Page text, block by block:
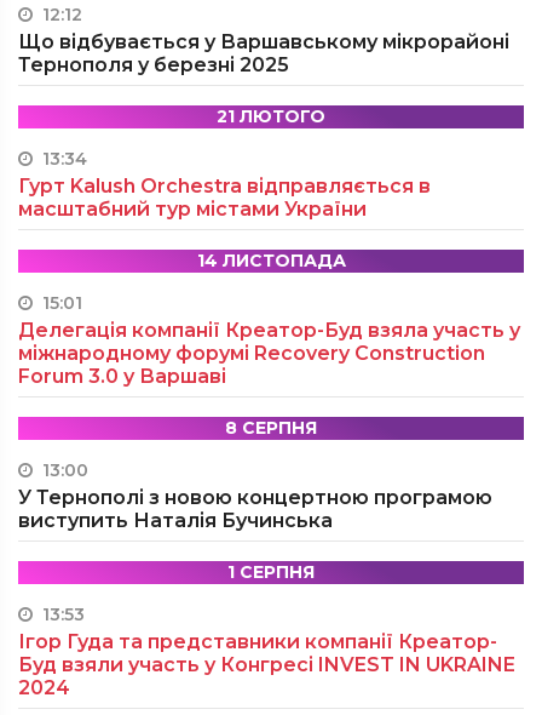
12:12
Що відбувається у Варшавському мікрорайоні
Тернополя у березні 2025
21 ЛЮТОГО
13:34
Гурт Kalush Orchestra відправляється в
масштабний тур містами України
14 ЛИСТОПАДА
15:01
Делегація компанії Креатор-Буд взяла участь у
міжнародному форумі Recovery Construction
Forum 3.0 у Варшаві
8 СЕРПНЯ
13:00
У Тернополі з новою концертною програмою
виступить Наталія Бучинська
1 СЕРПНЯ
13:53
Ігор Гуда та представники компанії Креатор-
Буд взяли участь у Конгресі INVEST IN UKRAINE
2024